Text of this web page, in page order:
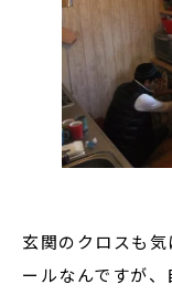
玄関のクロスも
ールなんですが